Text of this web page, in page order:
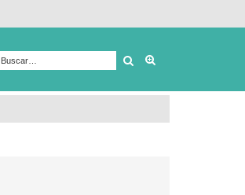
Buscar